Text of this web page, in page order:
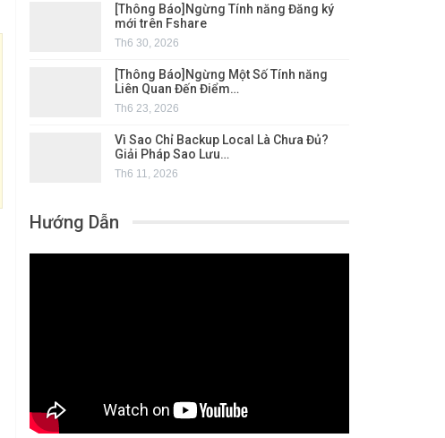
[Thông Báo]Ngừng Tính năng Đăng ký
mới trên Fshare
Th6 30, 2026
[Thông Báo]Ngừng Một Số Tính năng
Liên Quan Đến Điểm…
Th6 23, 2026
Vì Sao Chỉ Backup Local Là Chưa Đủ?
Giải Pháp Sao Lưu…
Th6 11, 2026
Hướng Dẫn